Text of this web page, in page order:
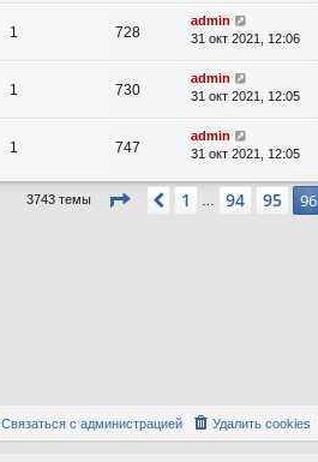
1 728
admin
31 окт 2021, 12:06
1 730
admin
31 окт 2021, 12:05
1 747
admin
31 окт 2021, 12:05
3743 темы Страница 96из150
Пред.
1 94 95 96
Удалить cookies
Связаться с администрацией